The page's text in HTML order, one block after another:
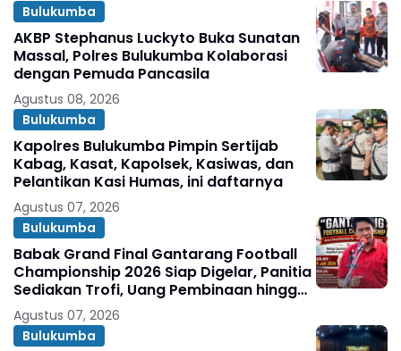
Bulukumba
AKBP Stephanus Luckyto Buka Sunatan
Massal, Polres Bulukumba Kolaborasi
dengan Pemuda Pancasila
Agustus 08, 2026
Bulukumba
Kapolres Bulukumba Pimpin Sertijab
Kabag, Kasat, Kapolsek, Kasiwas, dan
Pelantikan Kasi Humas, ini daftarnya
Agustus 07, 2026
Bulukumba
Babak Grand Final Gantarang Football
Championship 2026 Siap Digelar, Panitia
Sediakan Trofi, Uang Pembinaan hingga
Penghargaan Individu
Agustus 07, 2026
Bulukumba